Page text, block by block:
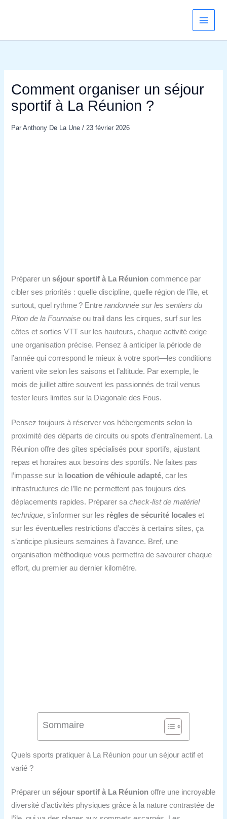
Comment organiser un séjour
sportif à La Réunion ?
ParAnthony De La Une/23 février 2026
Préparer unséjour sportif à La Réunion commence par
cibler ses priorités : quelle discipline, quelle région de l’île, et
surtout, quel rythme ? Entrerandonnée sur les sentiers du
Piton de la Fournaise ou trail dans les cirques, surf sur les
côtes et sorties VTT sur les hauteurs, chaque activité exige
une organisation précise. Pensez à anticiper la période de
l’année qui correspond le mieux à votre sport—les conditions
varient vite selon les saisons et l’altitude. Par exemple, le
mois de juillet attire souvent les passionnés de trail venus
tester leurs limites sur la Diagonale des Fous.
Pensez toujours à réserver vos hébergements selon la
proximité des départs de circuits ou spots d’entraînement. La
Réunion offre des gîtes spécialisés pour sportifs, ajustant
repas et horaires aux besoins des sportifs. Ne faites pas
l’impasse sur la location de véhicule adapté, car les
infrastructures de l’île ne permettent pas toujours des
déplacements rapides. Préparer sacheck-list de matériel
technique, s’informer sur les règles de sécurité locales et
sur les éventuelles restrictions d’accès à certains sites, ça
s’anticipe plusieurs semaines à l’avance. Bref, une
organisation méthodique vous permettra de savourer chaque
effort, du premier au dernier kilomètre.
Sommaire
Quels sports pratiquer à La Réunion pour un séjour actif et
varié ?
Préparer unséjour sportif à La Réunion offre une incroyable
diversité d’activités physiques grâce à la nature contrastée de